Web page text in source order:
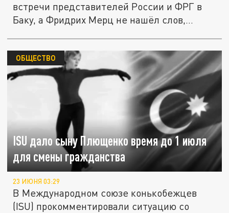
встречи представителей России и ФРГ в
Баку, а Фридрих Мерц не нашёл слов,...
ISU дало сыну Плющенко время до 1 июля
для смены гражданства
ОБЩЕСТВО
23 ИЮНЯ 03:29
В Международном союзе конькобежцев
(ISU) прокомментировали ситуацию со